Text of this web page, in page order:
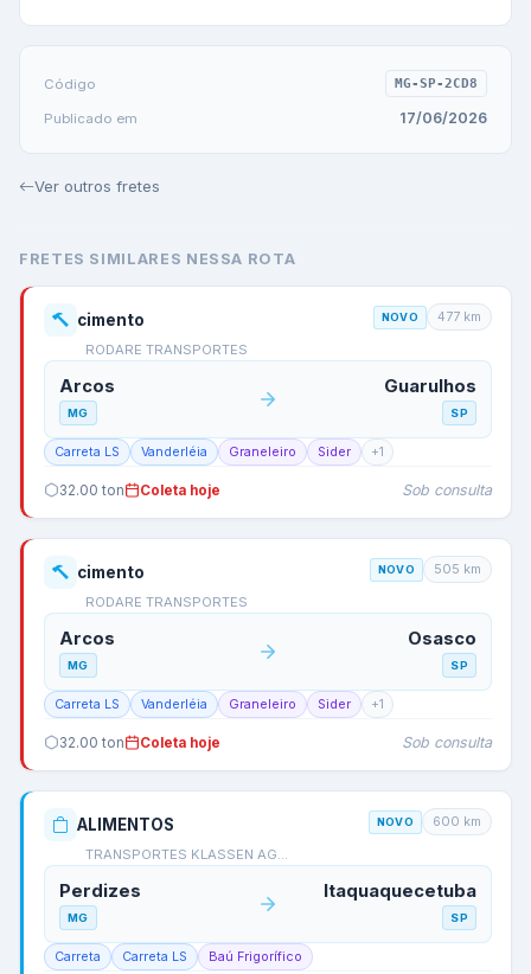
Código MG-SP-2CD8
Publicado em 17/06/2026
Ver outros fretes
FRETES SIMILARES NESSA ROTA
cimento
RODARE TRANSPORTES
NOVO 477 km
Arcos
MG
Guarulhos
SP
Carreta LS Vanderléia Graneleiro Sider +1
32.00 ton Coleta hoje Sob consulta
cimento
RODARE TRANSPORTES
NOVO 505 km
Arcos
MG
Osasco
SP
Carreta LS Vanderléia Graneleiro Sider +1
32.00 ton Coleta hoje Sob consulta
ALIMENTOS
TRANSPORTES KLASSEN AG…
NOVO 600 km
Perdizes
MG
Itaquaquecetuba
SP
Carreta Carreta LS Baú Frigorífico